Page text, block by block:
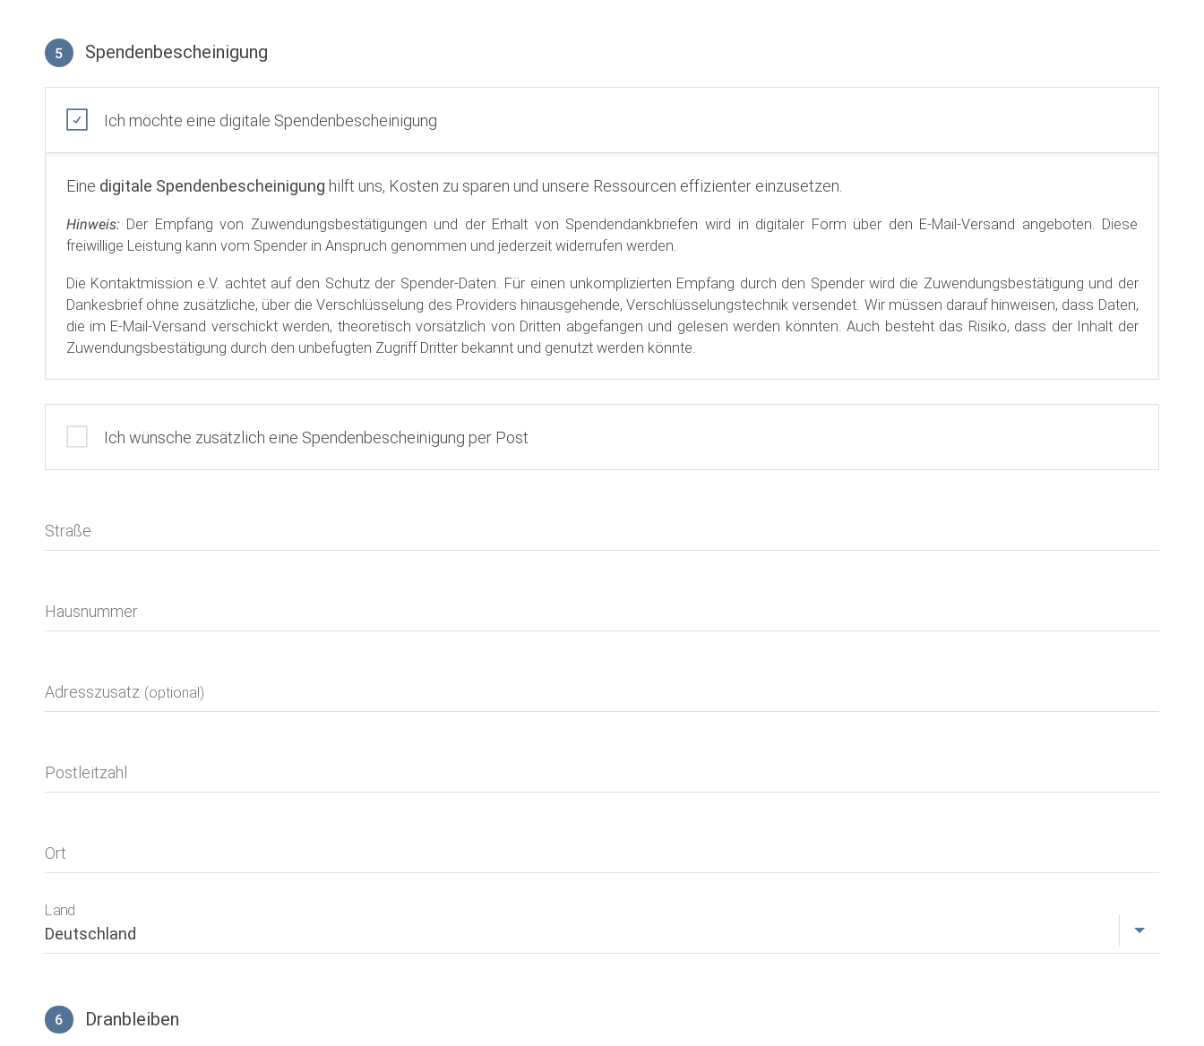
5 Spendenbescheinigung
Ich möchte eine digitale Spendenbescheinigung
Eine digitale Spendenbescheinigung hilft uns, Kosten zu sparen und unsere Ressourcen effizienter einzusetzen.
Hinweis:Der Empfang von Zuwendungsbestätigungen und der Erhalt von Spendendankbriefen wird in digitaler Form über den E-Mail-Versand angeboten. Diese
freiwillige Leistung kann vom Spender in Anspruch genommen und jederzeit widerrufen werden.
Die Kontaktmission e.V. achtet auf den Schutz der Spender-Daten. Für einen unkomplizierten Empfang durch den Spender wird die Zuwendungsbestätigung und der
Dankesbrief ohne zusätzliche, über die Verschlüsselung des Providers hinausgehende, Verschlüsselungstechnik versendet. Wir müssen darauf hinweisen, dass Daten,
die im E-Mail-Versand verschickt werden, theoretisch vorsätzlich von Dritten abgefangen und gelesen werden könnten. Auch besteht das Risiko, dass der Inhalt der
Zuwendungsbestätigung durch den unbefugten Zugriff Dritter bekannt und genutzt werden könnte.
Ich wünsche zusätzlich eine Spendenbescheinigung per Post
Straße
Hausnummer
Adresszusatz (optional)
Postleitzahl
Ort
Land
6 Dranbleiben